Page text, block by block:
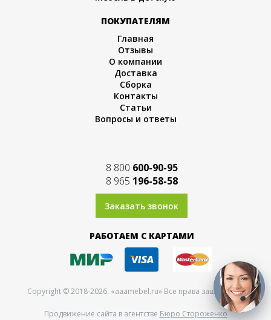
ПОКУПАТЕЛЯМ
Главная
Отзывы
О компании
Доставка
Сборка
Контакты
Статьи
Вопросы и ответы
8 800 600-90-95
8 965 196-58-58
Заказать звонок
РАБОТАЕМ С КАРТАМИ
Copyright © 2018-2026. «аааmebel.ru» Все права защищены.
Продвижение сайта в агентстве Бюро Стороженко